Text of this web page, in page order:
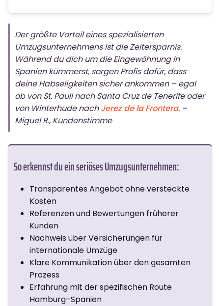
Der größte Vorteil eines spezialisierten
Umzugsunternehmens ist die Zeitersparnis.
Während du dich um die Eingewöhnung in
Spanien kümmerst, sorgen Profis dafür, dass
deine Habseligkeiten sicher ankommen – egal
ob von St. Pauli nach Santa Cruz de Tenerife oder
von Winterhude nachJerez de la Frontera. –
Miguel R., Kundenstimme
So erkennst du ein seriöses Umzugsunternehmen:
Transparentes Angebot ohne versteckte
Kosten
Referenzen und Bewertungen früherer
Kunden
Nachweis über Versicherungen für
internationale Umzüge
Klare Kommunikation über den gesamten
Prozess
Erfahrung mit der spezifischen Route
Hamburg–Spanien